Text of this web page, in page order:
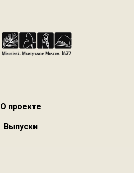
О проекте
Выпуски